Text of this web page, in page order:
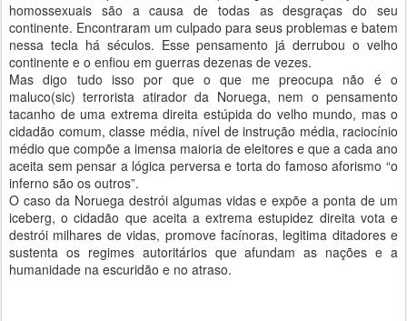
homossexuais são a causa de todas as desgraças do seu
continente. Encontraram um culpado para seus problemas e batem
nessa tecla há séculos. Esse pensamento já derrubou o velho
continente e o enfiou em guerras dezenas de vezes.
Mas digo tudo isso por que o que me preocupa não é o
maluco(sic) terrorista atirador da Noruega, nem o pensamento
tacanho de uma extrema direita estúpida do velho mundo, mas o
cidadão comum, classe média, nível de instrução média, raciocínio
médio que compõe a imensa maioria de eleitores e que a cada ano
aceita sem pensar a lógica perversa e torta do famoso aforismo “o
inferno são os outros”.
O caso da Noruega destrói algumas vidas e expõe a ponta de um
iceberg, o cidadão que aceita a extrema estupidez direita vota e
destrói milhares de vidas, promove facínoras, legitima ditadores e
sustenta os regimes autoritários que afundam as nações e a
humanidade na escuridão e no atraso.